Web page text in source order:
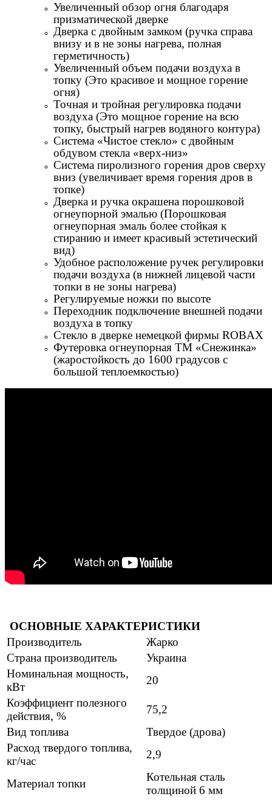
Увеличенный обзор огня благодаря
призматической дверке
Дверка с двойным замком (ручка справа
внизу и в не зоны нагрева, полная
герметичность)
Увеличенный объем подачи воздуха в
топку (Это красивое и мощное горение
огня)
Точная и тройная регулировка подачи
воздуха (Это мощное горение на всю
топку, быстрый нагрев водяного контура)
Система «Чистое стекло» с двойным
обдувом стекла «верх-низ»
Система пиролизного горения дров сверху
вниз (увеличивает время горения дров в
топке)
Дверка и ручка окрашена порошковой
огнеупорной эмалью (Порошковая
огнеупорная эмаль более стойкая к
стиранию и имеет красивый эстетический
вид)
Удобное расположение ручек регулировки
подачи воздуха (в нижней лицевой части
топки в не зоны нагрева)
Регулируемые ножки по высоте
Переходник подключение внешней подачи
воздуха в топку
Стекло в дверке немецкой фирмы ROBАX
Футеровка огнеупорная ТМ «Снежинка»
(жаростойкость до 1600 градусов с
большой теплоемкостью)
ОСНОВНЫЕ ХАРАКТЕРИСТИКИ
Производитель
Жарко
Страна производитель
Украина
Номинальная мощность,
кВт
20
Коэффициент полезного
действия, %
75,2
Вид топлива
Твердое (дрова)
Расход твердого топлива,
кг/час
2,9
Материал топки
Котельная сталь
толщиной 6 мм